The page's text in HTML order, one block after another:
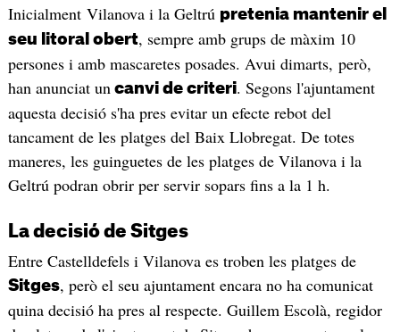
Inicialment Vilanova i la Geltrú pretenia mantenir el
seu litoral obert, sempre amb grups de màxim 10
persones i amb mascaretes posades. Avui dimarts, però,
han anunciat un canvi de criteri. Segons l'ajuntament
aquesta decisió s'ha pres evitar un efecte rebot del
tancament de les platges del Baix Llobregat. De totes
maneres, les guinguetes de les platges de Vilanova i la
Geltrú podran obrir per servir sopars fins a la 1 h.
La decisió de Sitges
Entre Castelldefels i Vilanova es troben les platges de
Sitges, però el seu ajuntament encara no ha comunicat
quina decisió ha pres al respecte. Guillem Escolà, regidor